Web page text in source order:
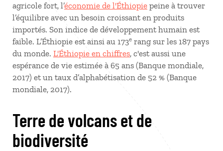
agricole fort, l’économie de l'Éthiopie peine à trouver
l’équilibre avec un besoin croissant en produits
importés. Son indice de développement humain est
faible. L’Éthiopie est ainsi au 173e rang sur les 187 pays
du monde. L'Éthiopie en chiffres, c'est aussi une
espérance de vie estimée à 65 ans (Banque mondiale,
2017) et un taux d’alphabétisation de 52 % (Banque
mondiale, 2017).
Terre de volcans et de
biodiversité